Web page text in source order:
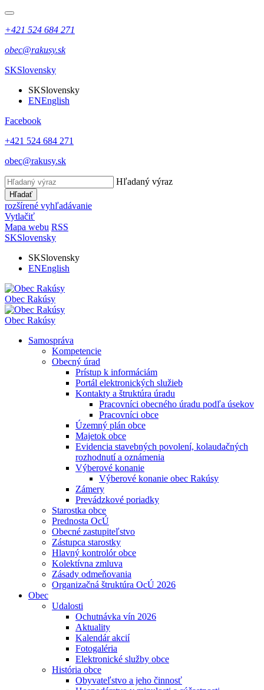
+421 524 684 271
obec@rakusy.sk
SKSlovensky
SKSlovensky
ENEnglish
Facebook
+421 524 684 271
obec@rakusy.sk
Hľadaný výraz
Hľadať
rozšírené vyhľadávanie
Vytlačiť
Mapa webu RSS
SKSlovensky
SKSlovensky
ENEnglish
Obec Rakúsy
Obec Rakúsy
Samospráva
Kompetencie
Obecný úrad
Prístup k informáciám
Portál elektronických služieb
Kontakty a štruktúra úradu
Pracovníci obecného úradu podľa úsekov
Pracovníci obce
Územný plán obce
Majetok obce
Evidencia stavebných povolení, kolaudačných
rozhodnutí a oznámenia
Výberové konanie
Výberové konanie obec Rakúsy
Zámery
Prevádzkové poriadky
Starostka obce
Prednosta OcÚ
Obecné zastupiteľstvo
Zástupca starostky
Hlavný kontrolór obce
Kolektívna zmluva
Zásady odmeňovania
Organizačná štruktúra OcÚ 2026
Obec
Udalosti
Ochutnávka vín 2026
Aktuality
Kalendár akcií
Fotogaléria
Elektronické služby obce
História obce
Obyvateľstvo a jeho činnosť